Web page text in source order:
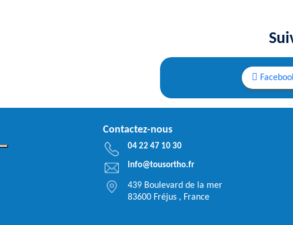
Contactez-nous
04 22 47 10 30
info@tousortho.fr
439 Boulevard de la mer
83600 Fréjus , France